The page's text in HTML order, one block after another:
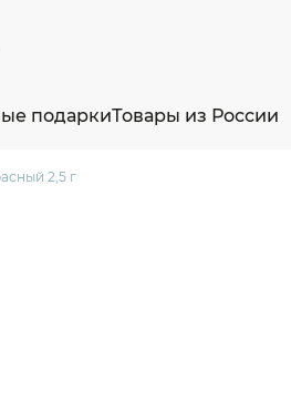
подаркиТовары из России
2,5 г